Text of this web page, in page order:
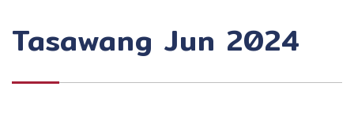
Tasawang Jun 2024